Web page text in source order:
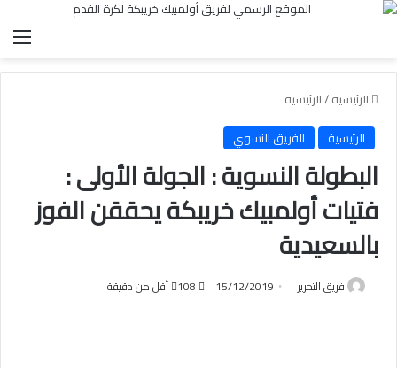
الرئيسية/الرئيسية
الرئيسية
الفريق النسوي
البطولة النسوية : الجولة الأولى :
فتيات أولمبيك خريبكة يحققن الفوز
بالسعيدية
فريق التحرير 15/12/2019 أقل من دقيقة